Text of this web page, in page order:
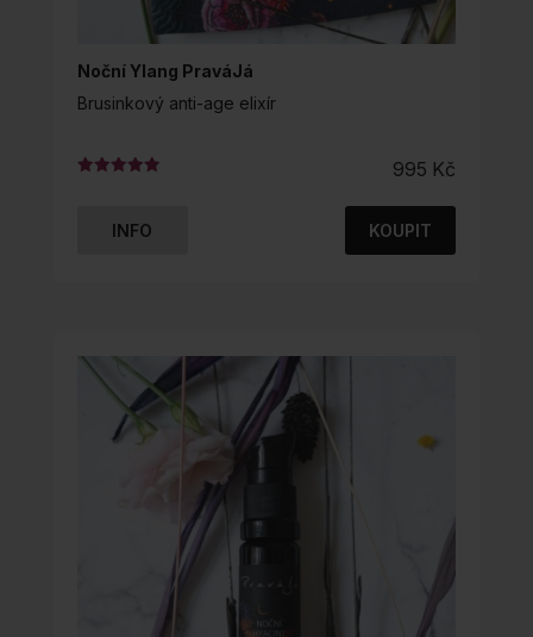
Noční Ylang PraváJá
Brusinkový anti-age elixír
995 Kč
INFO KOUPIT